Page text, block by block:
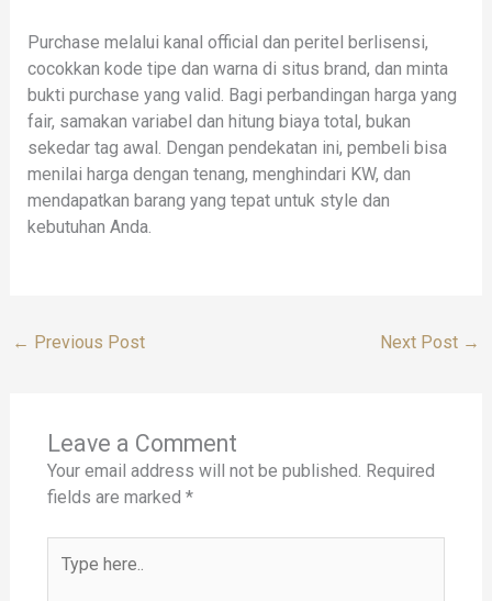
Purchase melalui kanal official dan peritel berlisensi,
cocokkan kode tipe dan warna di situs brand, dan minta
bukti purchase yang valid. Bagi perbandingan harga yang
fair, samakan variabel dan hitung biaya total, bukan
sekedar tag awal. Dengan pendekatan ini, pembeli bisa
menilai harga dengan tenang, menghindari KW, dan
mendapatkan barang yang tepat untuk style dan
kebutuhan Anda.
← Previous Post Next Post →
Leave a Comment
Your email address will not be published. Required
fields are marked *
here..